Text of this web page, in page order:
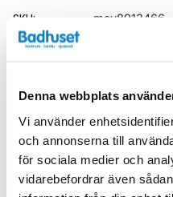
Denna webbplats
Vi använder
och annonserna till
för sociala medier och
vidarebefordrar även
SKU: mav8913466
MPN:
Relaterade
Badrumsmöbler /
Badrumsmöbler